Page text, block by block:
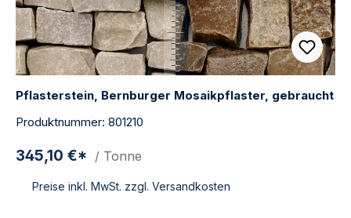
Pflasterstein, Bernburger Mosaikpflaster, gebraucht
Produktnummer: 801210
345,10 €* / Tonne
Preise inkl. MwSt. zzgl. Versandkosten